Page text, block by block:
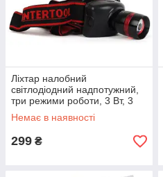
Ліхтар налобний
світлодіодний надпотужний,
три режими роботи, 3 Вт, 3
батарейки ААА. INTERTOOL
LB-0303
Немає в наявності
299 ₴